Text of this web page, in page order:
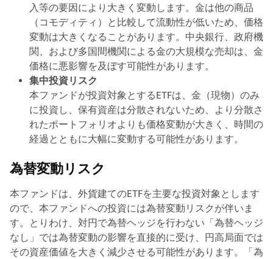
入等の要因により大きく変動します。金は他の商品
（コモディティ）と比較して流動性が低いため、価格
変動は大きくなることがあります。中央銀行、政府機
関、および多国間機関による金の大規模な売却は、金
価格に悪影響を及ぼす可能性があります。
集中投資リスク
本ファンドが投資対象とするETFは、金（現物）のみ
に投資し、保有資産は分散されないため、より分散さ
れたポートフォリオよりも価格変動が大きく、時間の
経過とともに大幅に変動する可能性があります。
為替変動リスク
本ファンドは、外貨建てのETFを主要な投資対象とします
ので、本ファンドへの投資には為替変動リスクが伴いま
す。とりわけ、対円で為替ヘッジを行わない「為替ヘッジ
なし」では為替変動の影響を直接的に受け、円高局面では
その資産価値を大きく減少させる可能性があります。「為